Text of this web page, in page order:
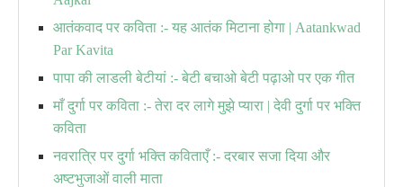
आतंकवाद पर कविता :- यह आतंक मिटाना होगा | Aatankwad
Par Kavita
पापा की लाडली बेटीयां :- बेटी बचाओ बेटी पढ़ाओ पर एक गीत
माँ दुर्गा पर कविता :- तेरा दर लागे मुझे प्यारा | देवी दुर्गा पर भक्ति
कविता
नवरात्रि पर दुर्गा भक्ति कविताएँ :- दरबार सजा दिया और
अष्टभुजाओं वाली माता